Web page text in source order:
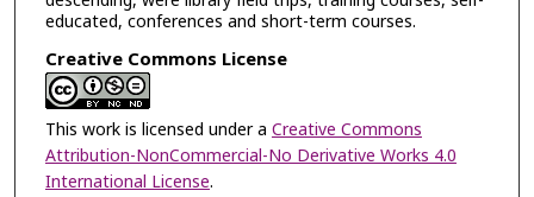
educated, conferences and short-term courses.
Creative Commons License
This work is licensed under a Creative Commons
Attribution-NonCommercial-No Derivative Works 4.0
International License.